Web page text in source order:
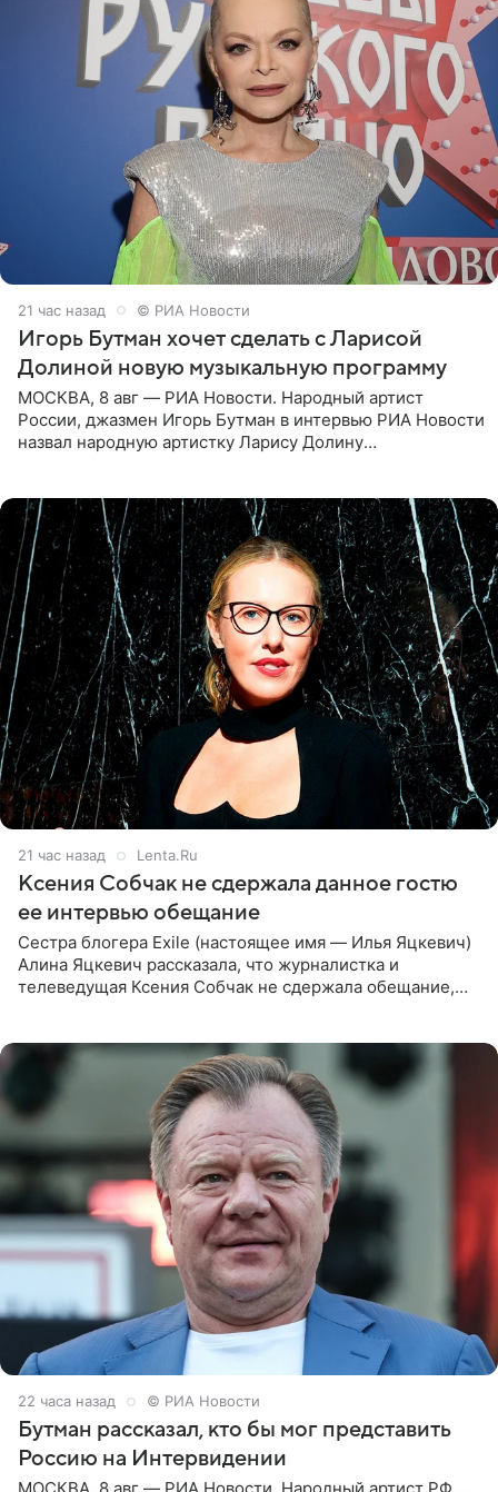
21 час назад © РИА Новости
Игорь Бутман хочет сделать с Ларисой
Долиной новую музыкальную программу
МОСКВА, 8 авг — РИА Новости. Народный артист
России, джазмен Игорь Бутман в интервью РИА Новости
назвал народную артистку Ларису Долину
21 час назад Lenta.Ru
Ксения Собчак не сдержала данное гостю
ее интервью обещание
Сестра блогера Exile (настоящее имя — Илья Яцкевич)
Алина Яцкевич рассказала, что журналистка и
телеведущая Ксения Собчак не сдержала обещание,
22 часа назад © РИА Новости
Бутман рассказал, кто бы мог представить
Россию на Интервидении